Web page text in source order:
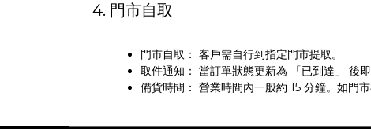
4. 門市自取
門市自取： 客戶需自行到指定門市提取。
取件通知： 當訂單狀態更新為 「已到達」 後即
備貨時間： 營業時間內一般約 15 分鐘。如門